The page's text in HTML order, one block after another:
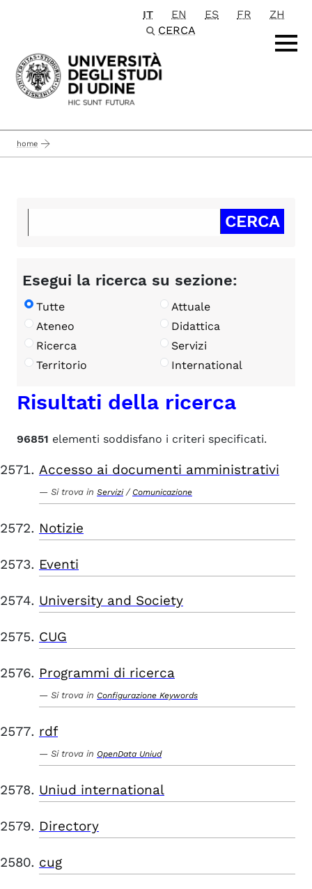
Passa al contenuto principale
IT EN ES FR
ZH
CERCA
home
Esegui la ricerca su sezione:
Tutte
Attuale
Ateneo
Didattica
Ricerca
Servizi
Territorio
International
Risultati della ricerca
96851 elementi soddisfano i criteri specificati.
Accesso ai documenti amministrativi
Si trova in Servizi / Comunicazione
Notizie
Eventi
University and Society
CUG
Programmi di ricerca
Si trova in Configurazione Keywords
rdf
Si trova in OpenData Uniud
Uniud international
Directory
cug